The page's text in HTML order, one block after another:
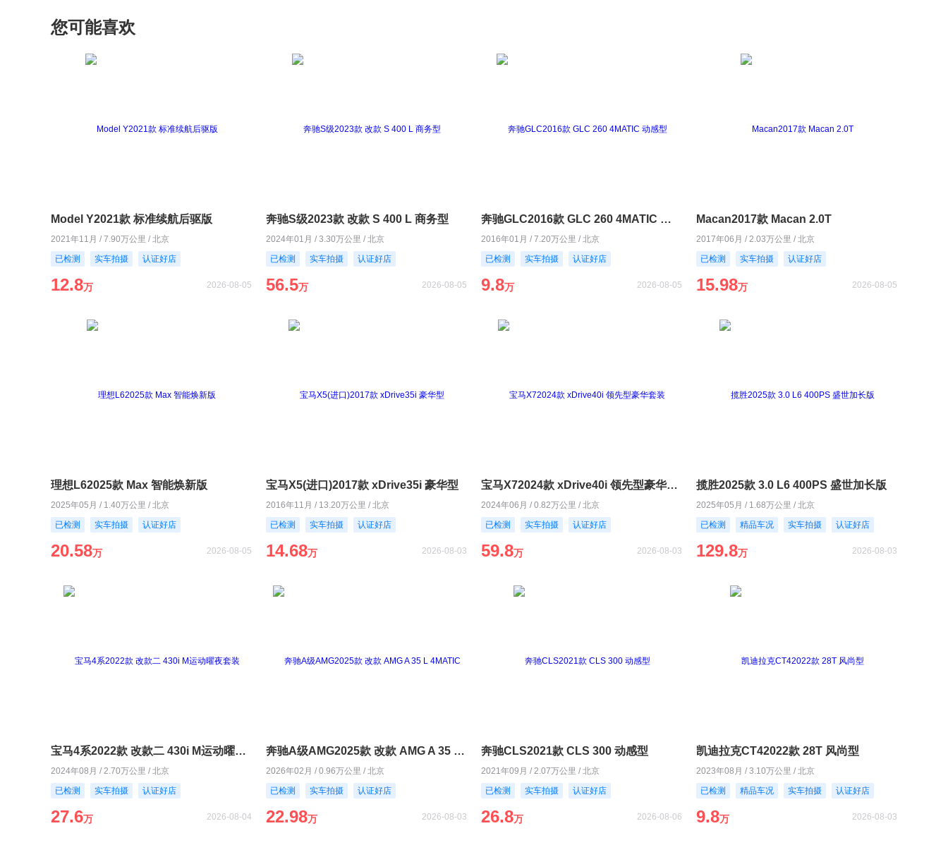
您可能喜欢
Model Y2021款 标准续航后驱版
2021年11月 / 7.90万公里 / 北京
已检测
实车拍摄 认证好店
12.8万 2026-08-05
奔驰S级2023款 改款 S 400 L 商务型
2024年01月 / 3.30万公里 / 北京
已检测
实车拍摄 认证好店
56.5万 2026-08-05
奔驰GLC2016款 GLC 260 4MATIC 动感型
2016年01月 / 7.20万公里 / 北京
已检测
实车拍摄 认证好店
9.8万 2026-08-05
Macan2017款 Macan 2.0T
2017年06月 / 2.03万公里 / 北京
已检测
实车拍摄 认证好店
15.98万 2026-08-05
理想L62025款 Max 智能焕新版
2025年05月 / 1.40万公里 / 北京
已检测
实车拍摄 认证好店
20.58万 2026-08-05
宝马X5(进口)2017款 xDrive35i 豪华型
2016年11月 / 13.20万公里 / 北京
已检测
实车拍摄 认证好店
14.68万 2026-08-03
宝马X72024款 xDrive40i 领先型豪华套装
2024年06月 / 0.82万公里 / 北京
已检测
实车拍摄 认证好店
59.8万 2026-08-03
揽胜2025款 3.0 L6 400PS 盛世加长版
2025年05月 / 1.68万公里 / 北京
已检测
精品车况 实车拍摄 认证好店
129.8万 2026-08-03
宝马4系2022款 改款二 430i M运动曜夜套装
2024年08月 / 2.70万公里 / 北京
已检测
实车拍摄 认证好店
27.6万 2026-08-04
奔驰A级AMG2025款 改款 AMG A 35 L 4MATIC
2026年02月 / 0.96万公里 / 北京
已检测
实车拍摄 认证好店
22.98万 2026-08-03
奔驰CLS2021款 CLS 300 动感型
2021年09月 / 2.07万公里 / 北京
已检测
实车拍摄 认证好店
26.8万 2026-08-06
凯迪拉克CT42022款 28T 风尚型
2023年08月 / 3.10万公里 / 北京
已检测
精品车况 实车拍摄 认证好店
9.8万 2026-08-03